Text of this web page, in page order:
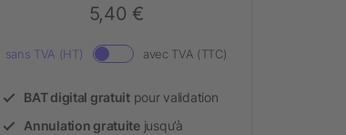
5,40 €
sans TVA (HT) avec TVA (TTC)
BAT digital gratuitpour validation
Annulation gratuitejusqu’à